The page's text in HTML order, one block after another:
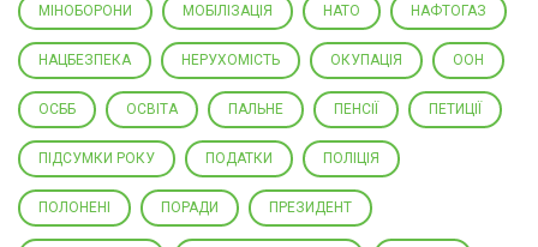
МІНОБОРОНИ МОБІЛІЗАЦІЯ НАТО НАФТОГАЗ
НАЦБЕЗПЕКА НЕРУХОМІСТЬ ОКУПАЦІЯ ООН
ОСББ ОСВІТА ПАЛЬНЕ ПЕНСІЇ ПЕТИЦІЇ
ПІДСУМКИ РОКУ ПОДАТКИ ПОЛІЦІЯ
ПОЛОНЕНІ ПОРАДИ ПРЕЗИДЕНТ